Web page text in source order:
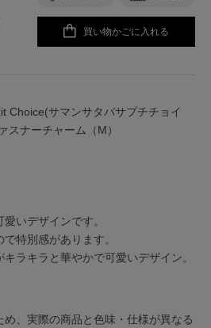
買い物かごに入れる
Choice(サマンサタバサプチチョイ
スナーチャーム（M）
いデザインです。
特別感があります。
ラキラと華やかで可愛いデザイン。
、実際の商品と色味・仕様が異なる